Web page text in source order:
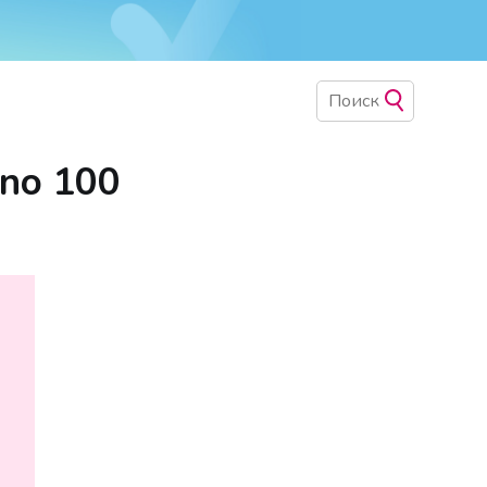
100